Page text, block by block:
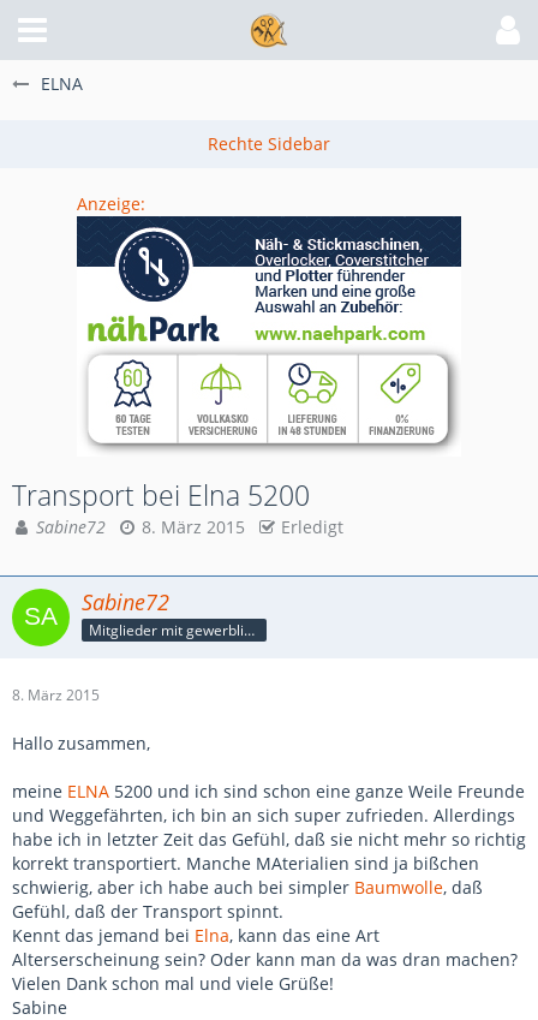
ELNA
Anzeige:
Transport bei Elna 5200
Sabine72 8. März 2015 Erledigt
Sabine72
Mitglieder mit gewerblicher Verbindung, auch als Mitarbeiter/in
8. März 2015
Hallo zusammen,
meine ELNA 5200 und ich sind schon eine ganze Weile Freunde
und Weggefährten, ich bin an sich super zufrieden. Allerdings
habe ich in letzter Zeit das Gefühl, daß sie nicht mehr so richtig
korrekt transportiert. Manche MAterialien sind ja bißchen
schwierig, aber ich habe auch bei simpler Baumwolle, daß
Gefühl, daß der Transport spinnt.
Kennt das jemand bei Elna, kann das eine Art
Alterserscheinung sein? Oder kann man da was dran machen?
Vielen Dank schon mal und viele Grüße!
Sabine